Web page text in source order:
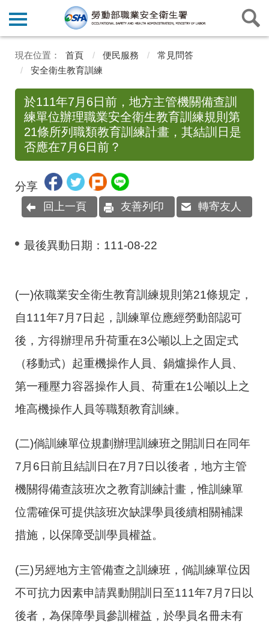
首頁 便民服務
常見問答
安全衛生教育訓練
於111年7月6日前，地方主管機關備查訓
練單位辦理職業安全衛生教育訓練規則第
21條所列職類教育訓練計畫，其結訓日是
否應在7月6日前？
分享
回上一頁 友善列印 轉寄友人
最後異動日期： 111-08-22
(一)依職業安全衛生教育訓練規則第21條規定，
自111年7 月 7 日起，訓練單位應經勞動部認可
後，方得辦理吊升荷重在3公噸以上之固定式
（移動式）起重機操作人員、鍋爐操作人員、
第一種壓力容器操作人員、荷重在1公噸以上之
堆高機操作人員等職類教育訓練。
(二)倘訓練單位規劃辦理訓練班之開訓日在同年
7月 6 日前且結訓日在7月 7 日以後者，地方主管
機關得備查該班次之教育訓練計畫，惟訓練單
位需確保可提供該班次缺課學員後續相關補課
措施，以保障受訓學員權益。
(三)另經地方主管備查之訓練班，倘訓練單位因
不可抗力因素申請異動開訓日至111年7 月 7日以
後者，為保障學員參訓權益，於學員名冊未有